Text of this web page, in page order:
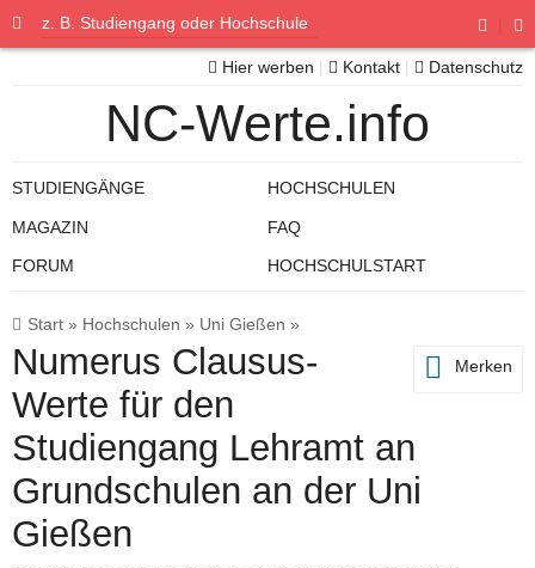
Start » Hochschulen » Uni Gießen »
Merken
Numerus Clausus-
Werte für den
Studiengang Lehramt an
Grundschulen an der Uni
Gießen
Hier werben Kontakt Datenschutz
NC-Werte.info
STUDIENGÄNGE HOCHSCHULEN
MAGAZIN FAQ
FORUM HOCHSCHULSTART